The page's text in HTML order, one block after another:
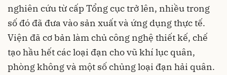
nghiên cứu từ cấp Tổng cục trở lên, nhiều trong
số đó đã đưa vào sản xuất và ứng dụng thực tế.
Viện đã cơ bản làm chủ công nghệ thiết kế, chế
tạo hầu hết các loại đạn cho vũ khí lục quân,
phòng không và một số chủng loại đạn hải quân.